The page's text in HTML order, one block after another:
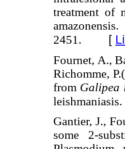
treatment of
2451. [
Fournet, A.,
Richomme,
from Galipea
Gantier, J.,
some 2-